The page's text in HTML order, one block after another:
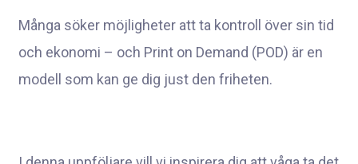
Många söker möjligheter att ta kontroll över sin tid
och ekonomi – och Print on Demand (POD) är en
modell som kan ge dig just den friheten.